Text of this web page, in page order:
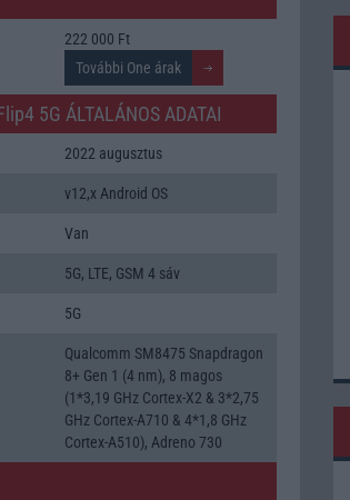
222 000 Ft
5G ÁLTALÁNOS ADATAI
2022 augusztus
v12,x Android OS
Van
5G, LTE, GSM 4 sáv
5G
Qualcomm SM8475 Snapdragon
8+ Gen 1 (4 nm), 8 magos
(1*3,19 GHz Cortex-X2 & 3*2,75
GHz Cortex-A710 & 4*1,8 GHz
Cortex-A510), Adreno 730